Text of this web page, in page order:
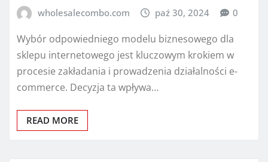
wholesalecombo.com paź 30, 2024 0
Wybór odpowiedniego modelu biznesowego dla
sklepu internetowego jest kluczowym krokiem w
procesie zakładania i prowadzenia działalności e-
commerce. Decyzja ta wpływa…
READ MORE